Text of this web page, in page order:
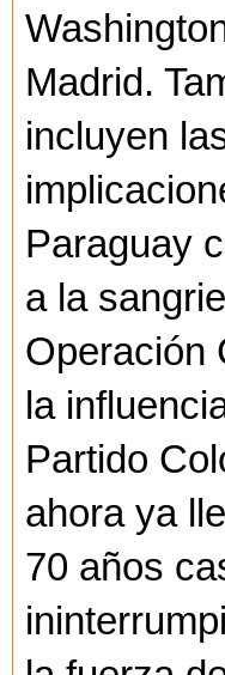
Madrid.
incluyen
Paraguay
a la
Operación
la
Partido
ahora ya
70 años